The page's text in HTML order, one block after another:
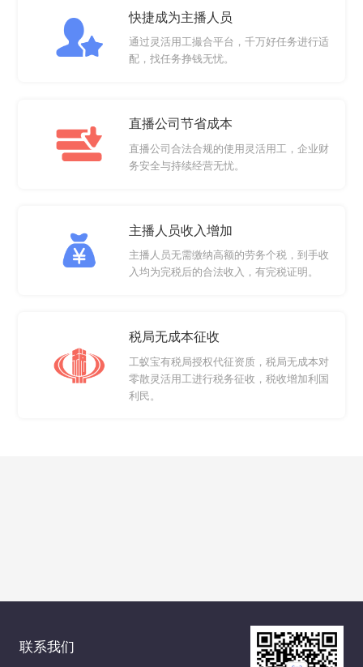
快捷成为主播人员
通过灵活用工撮合平台，千万好任务进行适
配，找任务挣钱无忧。
直播公司节省成本
直播公司合法合规的使用灵活用工，企业财
务安全与持续经营无忧。
主播人员收入增加
主播人员无需缴纳高额的劳务个税，到手收
入均为完税后的合法收入，有完税证明。
税局无成本征收
工蚁宝有税局授权代征资质，税局无成本对
零散灵活用工进行税务征收，税收增加利国
利民。
联系我们